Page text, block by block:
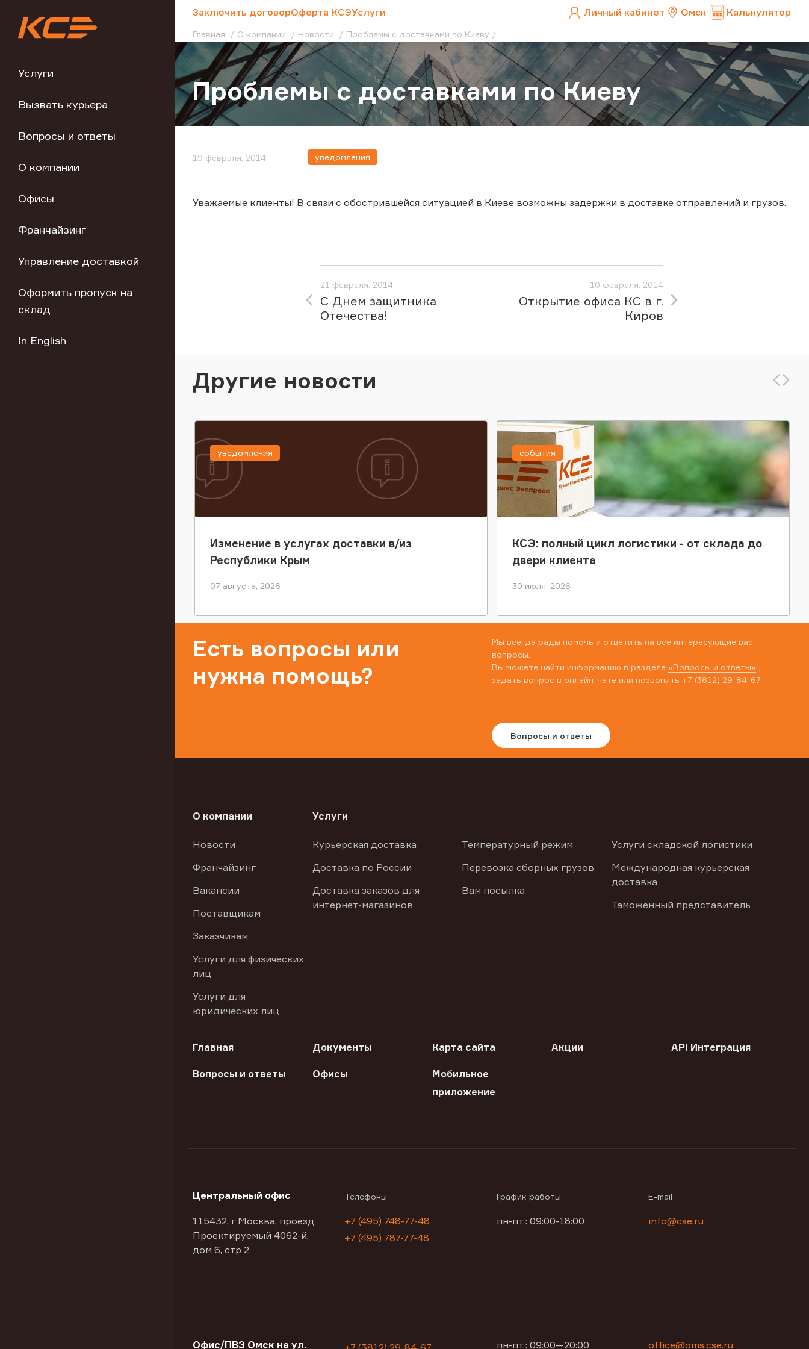
Услуги
Вызвать курьера
Вопросы и ответы
О компании
Офисы
Франчайзинг
Управление доставкой
Оформить пропуск на
склад
In English
Заключить договорОферта КСЭУслуги Личный кабинет Омск Калькулятор
Главная О компании Новости Проблемы с доставками по Киеву
Проблемы с доставками по Киеву
19 февраля, 2014 уведомления
Уважаемые клиенты! В связи с обострившейся ситуацией в Киеве возможны задержки в доставке отправлений и грузов.
21 февраля, 2014
С Днем защитника
Отечества!
10 февраля, 2014
Открытие офиса КС в г.
Киров
Другие новости
Изменение в услугах доставки в/из
Республики Крым
07 августа, 2026
уведомления
КСЭ: полный цикл логистики - от склада до
двери клиента
30 июля, 2026
события
Есть вопросы или
нужна помощь?
Мы всегда рады помочь и ответить на все интересующие вас
вопросы.
Вы можете найти информацию в разделе «Вопросы и ответы»
задать вопрос в онлайн-чате или позвонить +7 (3812) 29-84-67
Вопросы и ответы
О компании
Новости
Франчайзинг
Вакансии
Поставщикам
Заказчикам
Услуги для физических
лиц
Услуги для
юридических лиц
Услуги
Курьерская доставка
Доставка по России
Доставка заказов для
интернет-магазинов
Температурный режим
Перевозка сборных грузов
Вам посылка
Услуги складской логистики
Международная курьерская
доставка
Таможенный представитель
Главная Документы Карта сайта Акции API Интеграция
Вопросы и ответы Офисы
Мобильное
приложение
Центральный офис
115432, г Москва, проезд
Проектируемый 4062-й,
дом 6, стр 2
Телефоны
+7 (495) 748-77-48
+7 (495) 787-77-48
График работы
пн-пт : 09:00-18:00
E-mail
info@cse.ru
Офис/ПВЗ Омск на ул. пн-пт : 09:00—20:00 office@oms.cse.ru